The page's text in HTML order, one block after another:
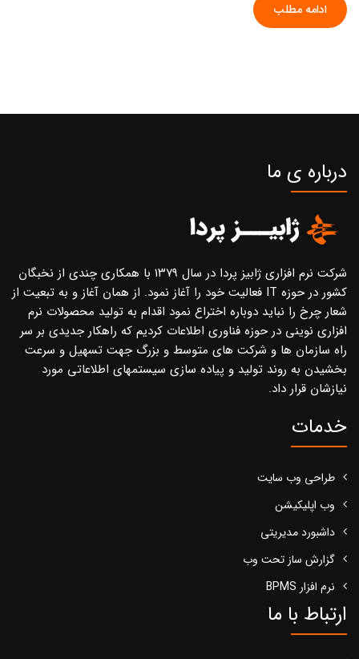
ادامه مطلب
درباره ی ما
شرکت نرم افزاری ژابیز پردا در سال ۱۳۷۹ با همکاری چندی از نخبگان
کشور در حوزه IT فعالیت خود را آغاز نمود. از همان آغاز و به تبعیت از
شعار چرخ را نباید دوباره اختراع نمود اقدام به تولید محصولات نرم
افزاری نوینی در حوزه فناوری اطلاعات کردیم که راهکار جدیدی بر سر
راه سازمان ها و شرکت های متوسط و بزرگ جهت تسهیل و سرعت
بخشیدن به روند تولید و پیاده سازی سیستمهای اطلاعاتی مورد
نیازشان قرار داد.
خدمات
طراحی وب سایت
وب اپلیکیشن
داشبورد مدیریتی
گزارش ساز تحت وب
نرم افزار BPMS
ارتباط با ما